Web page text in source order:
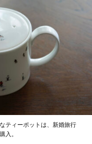
ティーポットは、新婚旅行
入。